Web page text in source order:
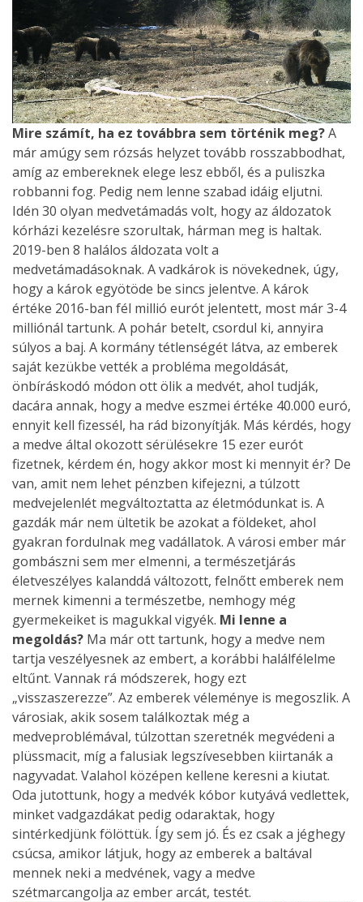
Mire számít, ha ez továbbra sem történik meg?A
már amúgy sem rózsás helyzet tovább rosszabbodhat,
amíg az embereknek elege lesz ebből, és a puliszka
robbanni fog. Pedig nem lenne szabad idáig eljutni.
Idén 30 olyan medvetámadás volt, hogy az áldozatok
kórházi kezelésre szorultak, hárman meg is haltak.
2019-ben 8 halálos áldozata volt a
medvetámadásoknak. A vadkárok is növekednek, úgy,
hogy a károk egyötöde be sincs jelentve. A károk
értéke 2016-ban fél millió eurót jelentett, most már 3-4
milliónál tartunk. A pohár betelt, csordul ki, annyira
súlyos a baj. A kormány tétlenségét látva, az emberek
saját kezükbe vették a probléma megoldását,
önbíráskodó módon ott ölik a medvét, ahol tudják,
dacára annak, hogy a medve eszmei értéke 40.000 euró,
ennyit kell fizessél, ha rád bizonyítják. Más kérdés, hogy
a medve által okozott sérülésekre 15 ezer eurót
fizetnek, kérdem én, hogy akkor most ki mennyit ér? De
van, amit nem lehet pénzben kifejezni, a túlzott
medvejelenlét megváltoztatta az életmódunkat is. A
gazdák már nem ültetik be azokat a földeket, ahol
gyakran fordulnak meg vadállatok. A városi ember már
gombászni sem mer elmenni, a természetjárás
életveszélyes kalanddá változott, felnőtt emberek nem
mernek kimenni a természetbe, nemhogy még
gyermekeiket is magukkal vigyék. Mi lenne a
megoldás? Ma már ott tartunk, hogy a medve nem
tartja veszélyesnek az embert, a korábbi halálfélelme
eltűnt. Vannak rá módszerek, hogy ezt
„visszaszerezze”. Az emberek véleménye is megoszlik. A
városiak, akik sosem találkoztak még a
medveproblémával, túlzottan szeretnék megvédeni a
plüssmacit, míg a falusiak legszívesebben kiirtanák a
nagyvadat. Valahol középen kellene keresni a kiutat.
Oda jutottunk, hogy a medvék kóbor kutyává vedlettek,
minket vadgazdákat pedig odaraktak, hogy
sintérkedjünk fölöttük. Így sem jó. És ez csak a jéghegy
csúcsa, amikor látjuk, hogy az emberek a baltával
mennek neki a medvének, vagy a medve
szétmarcangolja az ember arcát, testét.